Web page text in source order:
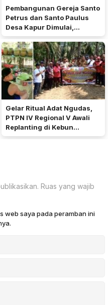
Pembangunan Gereja Santo
Petrus dan Santo Paulus
Desa Kapur Dimulai,
Pemkab Kubu Raya Siapkan
Akses Jalan
Gelar Ritual Adat Ngudas,
PTPN IV Regional V Awali
Replanting di Kebun
Kembayan
Ruas yang wajib
web saya pada peramban ini